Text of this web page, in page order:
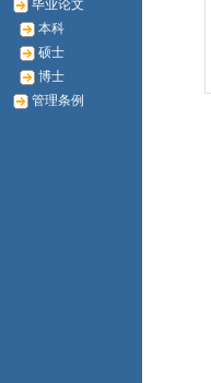
毕业论文
本科
硕士
博士
管理条例